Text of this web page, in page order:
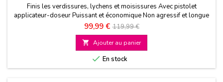
Finis les verdissures, lychens et moisissures Avec pistolet
applicateur-doseur Puissant et économique Non agressif et longue
durée
Prix
99,99 € Prix
de
base
119,99 €
 Ajouter au panier
 En stock